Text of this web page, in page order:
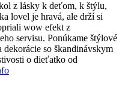
z lásky k deťom, k štýlu,
lovel je hravá, ale drží si
wow efekt z
servisu. Ponúkame štýlové
so škandinávskym
o dieťatko od